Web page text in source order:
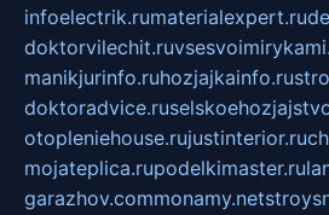
infoelectrik.rumaterialexpert.ru
doktorvilechit.ru
manikjurinfo.ruhozjajkainfo.ru
doktoradvice.ru
otopleniehouse.rujustinterior.ru
mojateplica.rupodelkimaster.ru
garazhov.commonamy.net